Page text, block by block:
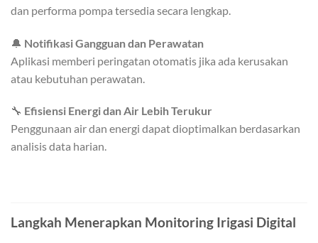
dan performa pompa tersedia secara lengkap.
🔔 Notifikasi Gangguan dan Perawatan
Aplikasi memberi peringatan otomatis jika ada kerusakan
atau kebutuhan perawatan.
🔧 Efisiensi Energi dan Air Lebih Terukur
Penggunaan air dan energi dapat dioptimalkan berdasarkan
analisis data harian.
Langkah Menerapkan Monitoring Irigasi Digital